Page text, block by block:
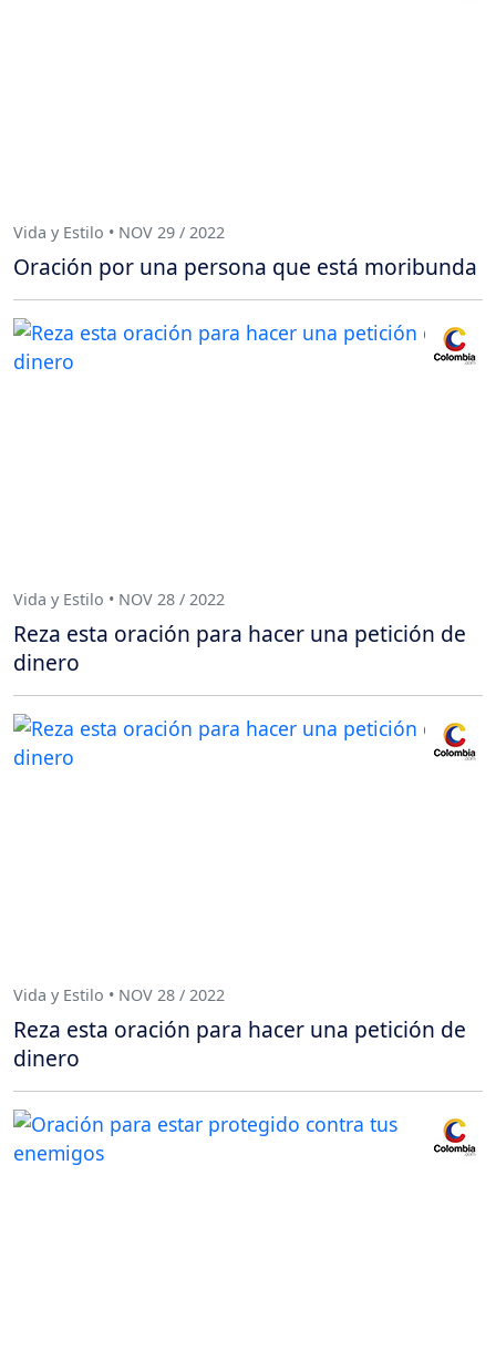
Vida y Estilo • NOV 29 / 2022
Oración por una persona que está moribunda
Vida y Estilo • NOV 28 / 2022
Reza esta oración para hacer una petición de
dinero
Vida y Estilo • NOV 28 / 2022
Reza esta oración para hacer una petición de
dinero